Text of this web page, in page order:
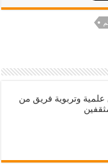
وتربوية فريق من